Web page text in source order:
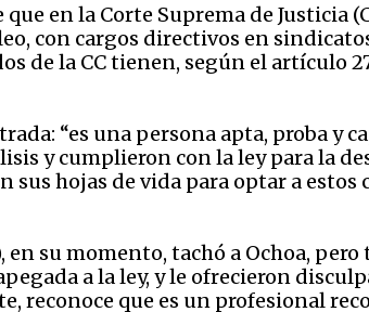
en la Corte Suprema de Justicia
con cargos directivos en
de la CC tienen, según el artículo
“es una persona apta, proba y
y cumplieron con la ley para la
hojas de vida para optar a estos
su momento, tachó a Ochoa,
a la ley, y le ofrecieron
reconoce que es un profesional